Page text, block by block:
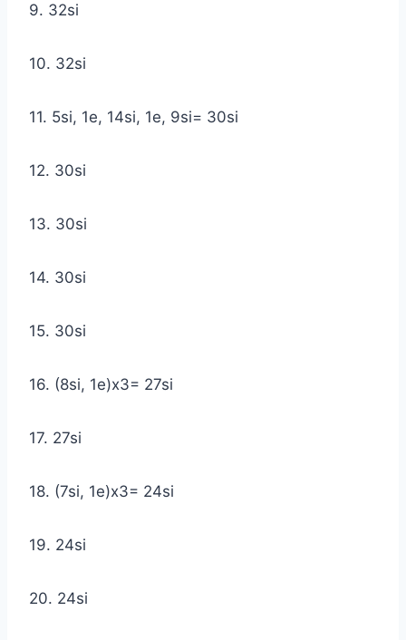
9. 32si
10. 32si
11. 5si, 1e, 14si, 1e, 9si= 30si
12. 30si
13. 30si
14. 30si
15. 30si
16. (8si, 1e)x3= 27si
17. 27si
18. (7si, 1e)x3= 24si
19. 24si
20. 24si